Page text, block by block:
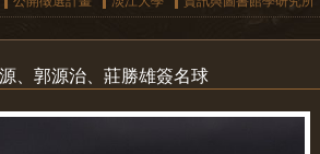
、郭源治、莊勝雄簽名球